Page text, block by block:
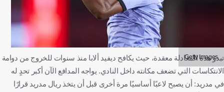
Getty Images
تبدو هذه المعادلة معقدة، حيث يكافح ديفيد ألابا منذ سنوات للخروج من دوامة
الانتكاسات التي تضعف مكانته داخل النادي. يواجه المدافع الآن أكبر تحدٍ له
في مدريد: أن يصبح لاعبًا أساسيًا مرة أخرى قبل أن يتخذ ريال مدريد قرارًا